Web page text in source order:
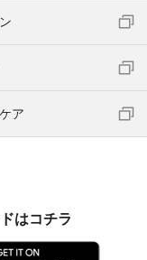
ア
はコチラ